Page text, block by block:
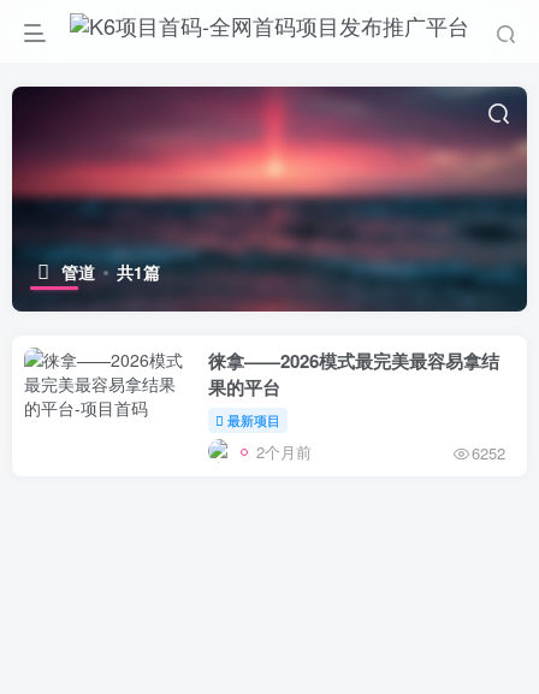
管道 共1篇
徕拿——2026模式最完美最容易拿结
果的平台
最新项目
2个月前 6252